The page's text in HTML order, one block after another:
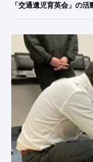
「交通遺児育英会」の